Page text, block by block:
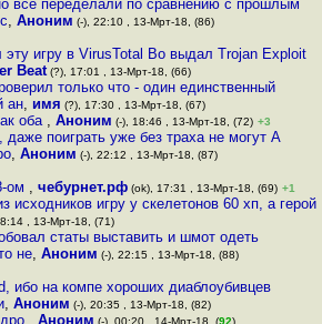
все переделали по сравнению с прошлым
, Аноним (-), 22:10 , 13-Мрт-18, (86)
эту игру в VirusTotal Во выдал Trojan Exploit
Beat (?), 17:01 , 13-Мрт-18, (66)
только что - один единственный
ан, имя (?), 17:30 , 13-Мрт-18, (67)
оба , Аноним (-), 18:46 , 13-Мрт-18, (72) +3
поиграть уже без траха не могут А
, Аноним (-), 22:12 , 13-Мрт-18, (87)
ом ,чебурнет.рф (ok), 17:31 , 13-Мрт-18, (69) +1
исходников игру у скелетонов 60 хп, а герой
, 13-Мрт-18, (71)
статы выставить и шмот одеть
не, Аноним (-), 22:15 , 13-Мрт-18, (88)
ибо на компе хороших диаблоубивцев
,Аноним (-), 20:35 , 13-Мрт-18, (82)
Аноним (-), 00:20 , 14-Мрт-18, (92)